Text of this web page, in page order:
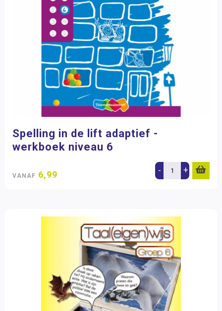
Spelling in de lift adaptief -
werkboek niveau 6
VANAF 6,99 - +